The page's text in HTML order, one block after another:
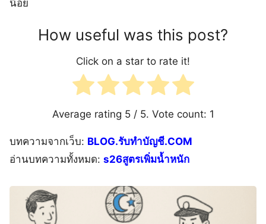
น้อย
How useful was this post?
Click on a star to rate it!
Average rating 5/ 5. Vote count: 1
บทความจากเว็บ: BLOG.รับทำบัญชี.COM
อ่านบทความทั้งหมด: s26สูตรเพิ่มน้ำหนัก